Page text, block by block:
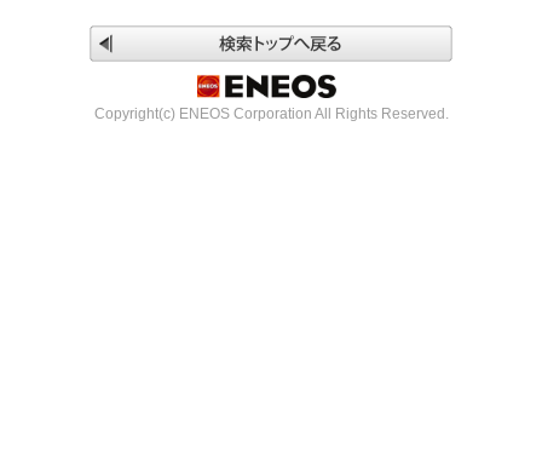
Copyright(c) ENEOS Corporation All Rights Reserved.